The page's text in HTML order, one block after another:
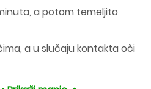
a potom temeljito
a u slučaju kontakta oči